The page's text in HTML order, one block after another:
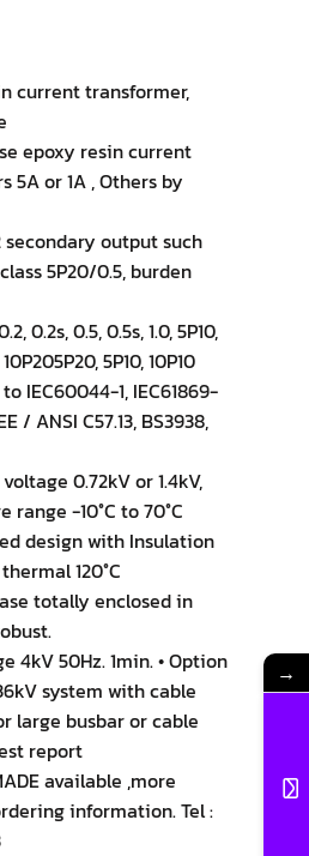
current transformer,
epoxy resin current
5A or 1A , Others by
secondary output such
5P20/0.5, burden
0.2s, 0.5, 0.5s, 1.0, 5P10,
5P10, 10P10
IEC60044-1, IEC61869-
/ ANSI C57.13, BS3938,
0.72kV or 1.4kV,
range -10°C to 70°C
design with Insulation
120°C
totally enclosed in
4kV 50Hz. 1min. • Option
system with cable
large busbar or cable
report
available ,more
information. Tel :
→